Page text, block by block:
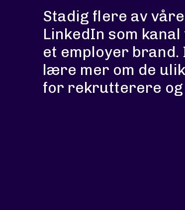
Stadig flere av
LinkedIn som
et employer
lære mer om de
for rekrutterere og